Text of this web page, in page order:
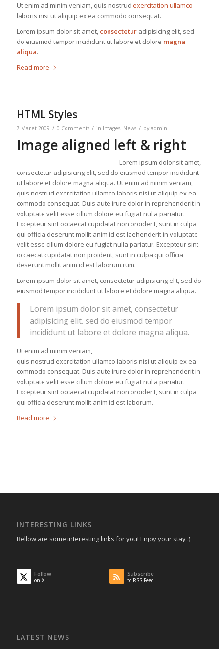
Ut enim ad minim veniam, quis nostrud exercitation ullamco
laboris nisi ut aliquip ex ea commodo consequat.
Lorem ipsum dolor sit amet, consecteturadipisicing elit, sed
do eiusmod tempor incididunt ut labore et dolore magna
aliqua.
Read more
HTML Styles
7 Maret 2009 / 0 Comments / in Images, News / by admin
Image aligned left & right
Lorem ipsum dolor sit amet,
consectetur adipisicing elit, sed do eiusmod tempor incididunt
ut labore et dolore magna aliqua. Ut enim ad minim veniam,
quis nostrud exercitation ullamco laboris nisi ut aliquip ex ea
commodo consequat. Duis aute irure dolor in reprehenderit in
voluptate velit esse cillum dolore eu fugiat nulla pariatur.
Excepteur sint occaecat cupidatat non proident, sunt in culpa
qui officia deserunt mollit anim id est laehenderit in voluptate
velit esse cillum dolore eu fugiat nulla pariatur. Excepteur sint
occaecat cupidatat non proident, sunt in culpa qui officia
deserunt mollit anim id est laborum.rum.
Lorem ipsum dolor sit amet, consectetur adipisicing elit, sed do
eiusmod tempor incididunt ut labore et dolore magna aliqua.
Lorem ipsum dolor sit amet, consectetur
adipisicing elit, sed do eiusmod tempor
incididunt ut labore et dolore magna aliqua.
Ut enim ad minim veniam,
quis nostrud exercitation ullamco laboris nisi ut aliquip ex ea
commodo consequat. Duis aute irure dolor in reprehenderit in
voluptate velit esse cillum dolore eu fugiat nulla pariatur.
Excepteur sint occaecat cupidatat non proident, sunt in culpa
qui officia deserunt mollit anim id est laborum.
Read more
INTERESTING LINKS
Bellow are some interesting links for you! Enjoy your stay :)
Follow
on X
Subscribe
to RSS Feed
LATEST NEWS